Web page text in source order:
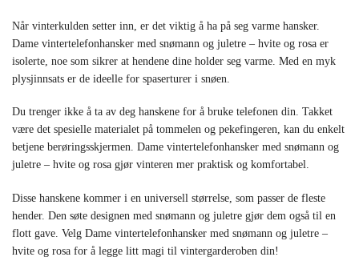
Når vinterkulden setter inn, er det viktig å ha på seg varme hansker.
Dame vintertelefonhansker med snømann og juletre – hvite og rosa er
isolerte, noe som sikrer at hendene dine holder seg varme. Med en myk
plysjinnsats er de ideelle for spaserturer i snøen.
Du trenger ikke å ta av deg hanskene for å bruke telefonen din. Takket
være det spesielle materialet på tommelen og pekefingeren, kan du enkelt
betjene berøringsskjermen. Dame vintertelefonhansker med snømann og
juletre – hvite og rosa gjør vinteren mer praktisk og komfortabel.
Disse hanskene kommer i en universell størrelse, som passer de fleste
hender. Den søte designen med snømann og juletre gjør dem også til en
flott gave. Velg Dame vintertelefonhansker med snømann og juletre –
hvite og rosa for å legge litt magi til vintergarderoben din!